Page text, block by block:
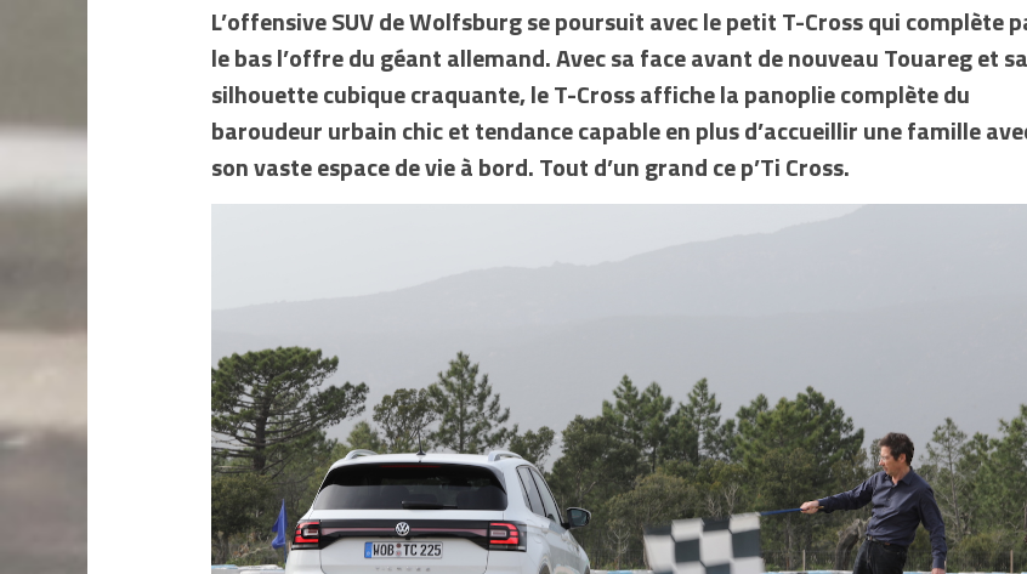
L’offensive SUV de Wolfsburg se poursuit avec le petit T-Cross qui complète
le bas l’offre du géant allemand. Avec sa face avant de nouveau Touareg et sa
silhouette cubique craquante, le T-Cross affiche la panoplie complète du
baroudeur urbain chic et tendance capable en plus d’accueillir une famille
son vaste espace de vie à bord. Tout d’un grand ce p’Ti Cross.